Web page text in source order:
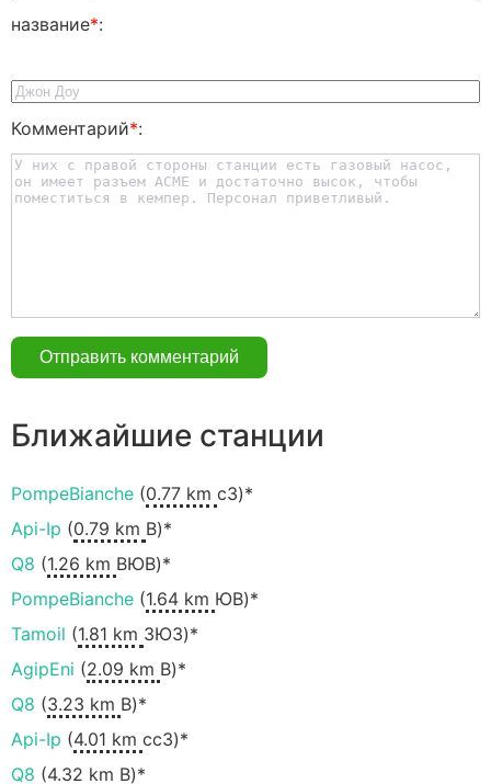
название*:
Комментарий*:
Ближайшие станции
PompeBianche (0.77 km сЗ)*
Api-Ip (0.79 km В)*
Q8 (1.26 km ВЮВ)*
PompeBianche (1.64 km ЮВ)*
Tamoil (1.81 km ЗЮЗ)*
AgipEni (2.09 km В)*
Q8 (3.23 km В)*
Api-Ip (4.01 km ccЗ)*
Q8 (4.32 km В)*